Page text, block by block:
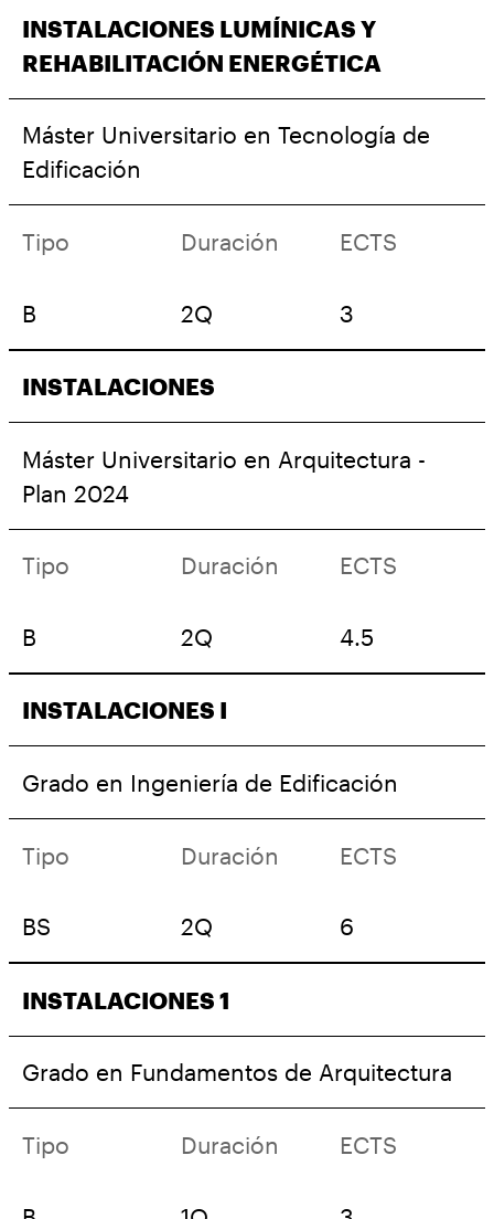
INSTALACIONES LUMÍNICAS Y
REHABILITACIÓN ENERGÉTICA
Máster Universitario en Tecnología de
Edificación
Tipo
B
Duración
2Q
ECTS
3
INSTALACIONES
Máster Universitario en Arquitectura -
Plan 2024
Tipo
B
Duración
2Q
ECTS
4.5
INSTALACIONES I
Grado en Ingeniería de Edificación
Tipo
BS
Duración
2Q
ECTS
6
INSTALACIONES 1
Grado en Fundamentos de Arquitectura
Tipo Duración ECTS